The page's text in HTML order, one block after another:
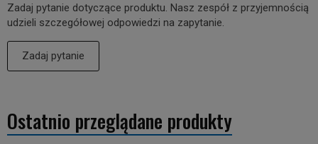
Zadaj pytanie dotyczące produktu. Nasz zespół z przyjemnością
udzieli szczegółowej odpowiedzi na zapytanie.
Zadaj pytanie
Ostatnio przeglądane produkty